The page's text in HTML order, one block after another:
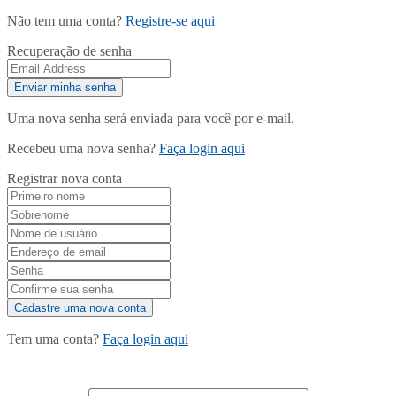
Não tem uma conta? Registre-se aqui
Recuperação de senha
Uma nova senha será enviada para você por e-mail.
Recebeu uma nova senha? Faça login aqui
Registrar nova conta
Tem uma conta? Faça login aqui